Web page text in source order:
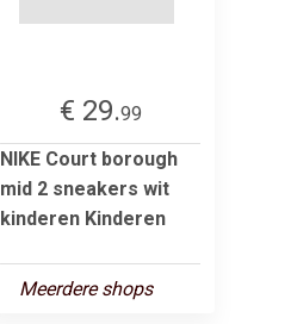
€ 29.99
NIKE Court borough
mid 2 sneakers wit
kinderen Kinderen
Meerdere shops